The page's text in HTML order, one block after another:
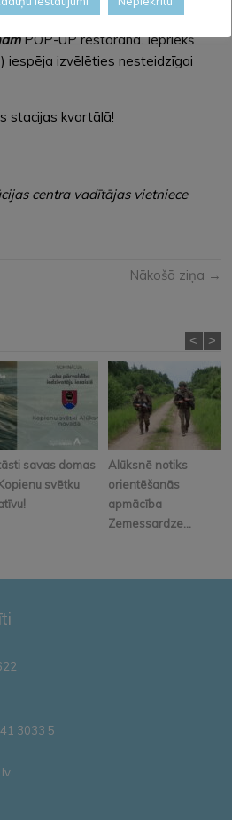
– Bahnhofs Hotel (Jāņkalna ielā
POP-UP restorānā. Iepriekš
iespēja izvēlēties nesteidzīgai
stacijas kvartālā!
centra vadītājas vietniece
Nākošā ziņa →
savas domas
svētku
Alūksnē notiks
orientēšanās
apmācība
Zemessardze...
< >
3033 5